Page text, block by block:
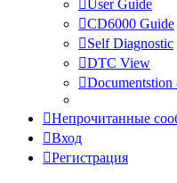
User Guide
CD6000 Guide
Self Diagnostic
DTC View
Documentstion
Непрочитанные
Вход
Регистрация